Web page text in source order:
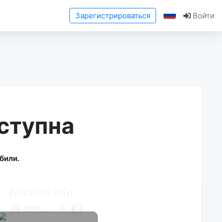
Зарегистрироваться Войти